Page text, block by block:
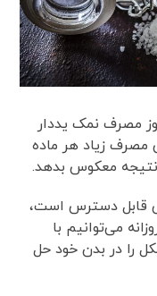
مصرف نمک یددار
مصرف زیاد هر ماده
نتیجه معکوس بدهد.
قابل دسترس است،
می‌توانیم با
مشکل را در بدن خود حل